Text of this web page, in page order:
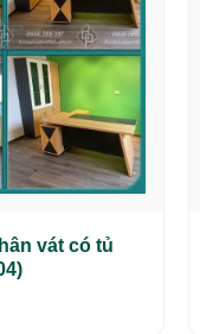
vát có tủ